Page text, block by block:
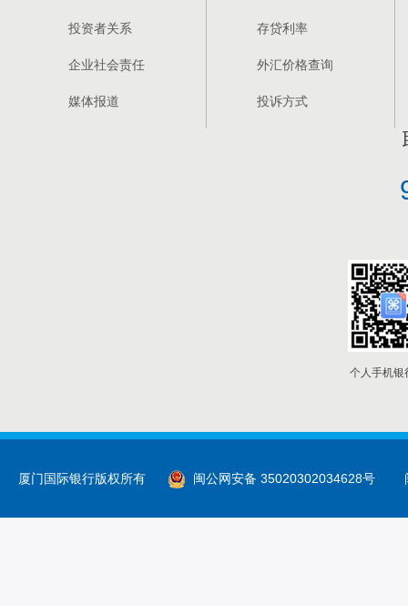
投资者关系
企业社会责任
媒体报道
存贷利率
外汇价格查询
投诉方式
个人手机银
厦门国际银行版权所有 闽公网安备 35020302034628号